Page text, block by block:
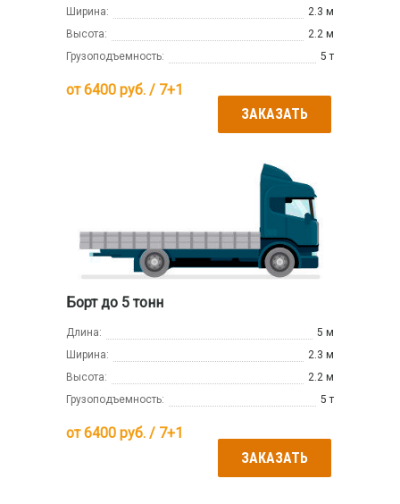
Ширина:
2.3 м
Высота:
2.2 м
Грузоподъемность:
5 т
от6400 руб. / 7+1
ЗАКАЗАТЬ
Борт до 5 тонн
Длина:
5 м
Ширина:
2.3 м
Высота:
2.2 м
Грузоподъемность:
5 т
от6400 руб. / 7+1
ЗАКАЗАТЬ